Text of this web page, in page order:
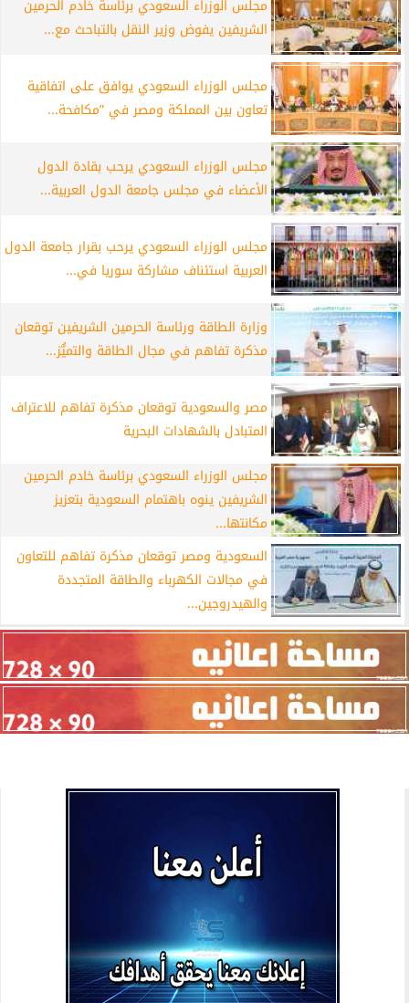
مجلس الوزراء السعودي برئاسة خادم الحرمين
الشريفين يفوض وزير النقل بالتباحث مع...
مجلس الوزراء السعودي يوافق على اتفاقية
تعاون بين المملكة ومصر في ”مكافحة...
مجلس الوزراء السعودي يرحب بقادة الدول
الأعضاء في مجلس جامعة الدول العربية...
مجلس الوزراء السعودي يرحب بقرار جامعة الدول
العربية استئناف مشاركة سوريا في...
وزارة الطاقة ورئاسة الحرمين الشريفين توقعان
مذكرة تفاهم في مجال الطاقة والتميُّز...
مصر والسعودية توقعان مذكرة تفاهم للاعتراف
المتبادل بالشهادات البحرية
مجلس الوزراء السعودي برئاسة خادم الحرمين
الشريفين ينوه باهتمام السعودية بتعزيز
مكانتها...
السعودية ومصر توقعان مذكرة تفاهم للتعاون
في مجالات الكهرباء والطاقة المتجددة
والهيدروجين...